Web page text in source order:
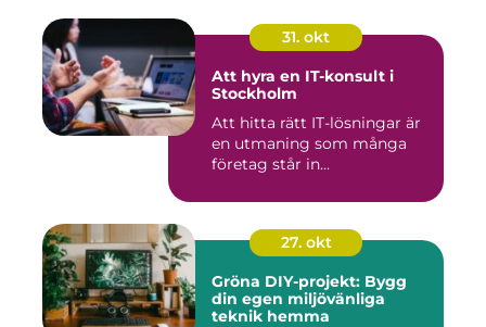
31. okt
Att hyra en IT-konsult i
Stockholm
Att hitta rätt IT-lösningar är
en utmaning som många
företag står in...
27. okt
Gröna DIY-projekt: Bygg
din egen miljövänliga
teknik hemma